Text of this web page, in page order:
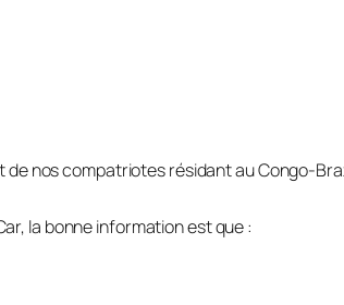
nos compatriotes résidant au Congo-
la bonne information est que :